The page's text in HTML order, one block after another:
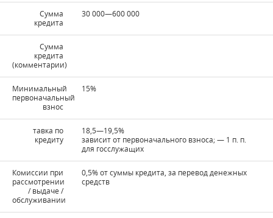
Сумма
кредита
30 000—600 000
Сумма
кредита
(комментарии)
Минимальный
первоначальный
взнос
15%
тавка по
кредиту
18,5—19,5%
зависит от первоначального взноса; — 1 п. п.
для госслужащих
Комиссии при
рассмотрении
/ выдаче /
обслуживании
0,5% от суммы кредита, за перевод денежных
средств